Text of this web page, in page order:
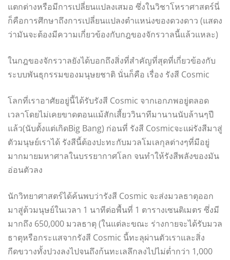
แตกต่างหรือมีการเปลี่ยนแปลงเสมอ ซึ่งในวิชาโหราศาสตร์นี่
ก็คือการศึกษาถึงการเปลี่ยนแปลงตำแหน่งของดวงดาว (แสดง
ว่ามันจะต้องมีความเกี่ยวข้องกับกฎของจักรวาลนี้แล้วแหละ)
ในกฎของจักรวาลยังได้บอกถึงสิ่งที่สำคัญที่สุดที่เกี่ยวข้องกับ
ระบบพันธุกรรมของมนุษยชาติ นั่นก็คือ เรื่อง รังสี Cosmic
โลกที่เราอาศัยอยู่นี้ได้รับรังสี Cosmic จากเอกภพอยู่ตลอด
เวลาโดยไม่เคยขาดตอนแม้สักเสี้ยววินาทีมานานนับล้านๆปี
แล้ว(นับตั้งแต่เกิดBig Bang) ก่อนที่ รังสี Cosmicจะแผ่รังสีมาสู่
ตัวมนุษย์เราได้ รังสีนี้ต้องปะทะกับมวลโมเลกุลต่างๆที่มีอยู่
มากมายมหาศาลในบรรยากาศโลก จนทำให้รังสีพลังของมัน
อ่อนตัวลง
นักวิทยาศาสตร์ได้ค้นพบว่ารังสี Cosmic จะส่งมวลธาตุออก
มาสู่ต้วมนุษย์ในเวลา 1 นาทีต่อพื้นที่ 1 ตารางเซนติเมตร ซึ่งมี
มากถึง 650,000 มวลธาตุ (ในแต่ละขณะ ร่างกายจะได้รับมวล
ธาตุหรือกระแสจากรังสี Cosmic นี้ทะลุผ่านตัวเราและสิ่ง
กีดขวางทั้งปวงลงไปจนถึงก้นทะเลลึกลงไปไม่ต่ำกว่า 1,000